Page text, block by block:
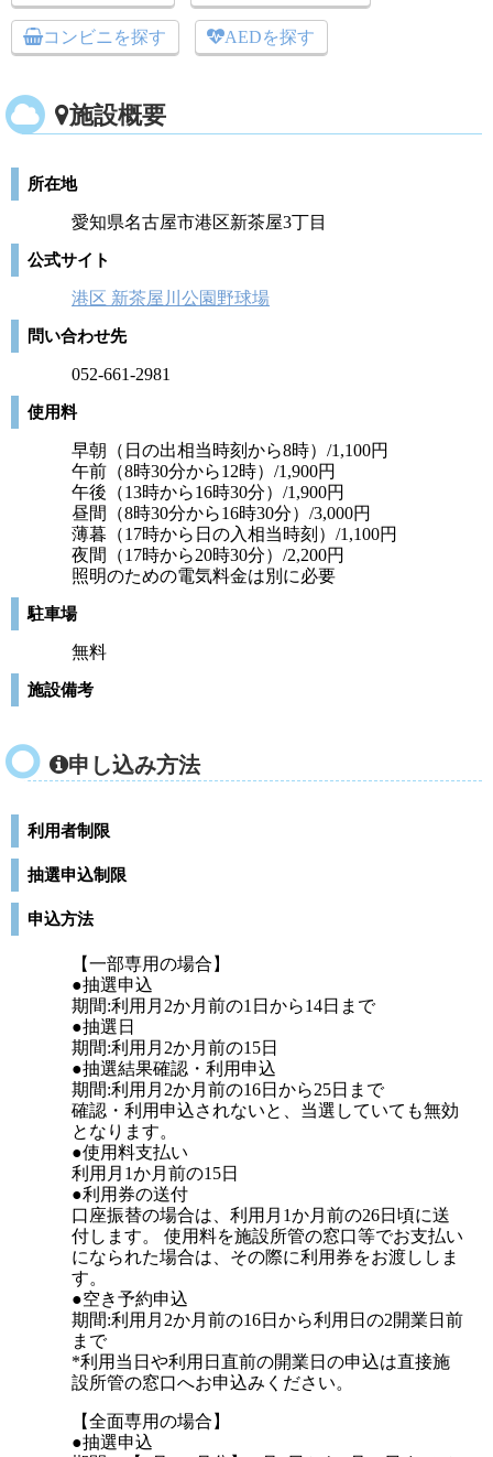
コンビニを探す AEDを探す
施設概要
所在地
愛知県名古屋市港区新茶屋3丁目
公式サイト
港区 新茶屋川公園野球場
問い合わせ先
052-661-2981
使用料
早朝（日の出相当時刻から8時）/1,100円
午前（8時30分から12時）/1,900円
午後（13時から16時30分）/1,900円
昼間（8時30分から16時30分）/3,000円
薄暮（17時から日の入相当時刻）/1,100円
夜間（17時から20時30分）/2,200円
照明のための電気料金は別に必要
駐車場
無料
施設備考
申し込み方法
利用者制限
抽選申込制限
申込方法
【一部専用の場合】
●抽選申込
期間:利用月2か月前の1日から14日まで
●抽選日
期間:利用月2か月前の15日
●抽選結果確認・利用申込
期間:利用月2か月前の16日から25日まで
確認・利用申込されないと、当選していても無効
となります。
●使用料支払い
利用月1か月前の15日
●利用券の送付
口座振替の場合は、利用月1か月前の26日頃に送
付します。 使用料を施設所管の窓口等でお支払い
になられた場合は、その際に利用券をお渡ししま
す。
●空き予約申込
期間:利用月2か月前の16日から利用日の2開業日前
まで
*利用当日や利用日直前の開業日の申込は直接施
設所管の窓口へお申込みください。
【全面専用の場合】
●抽選申込